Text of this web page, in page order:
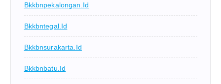
Bkkbnpekalongan.id
Bkkbntegal.id
Bkkbnsurakarta.id
Bkkbnbatu.id